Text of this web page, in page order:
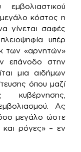
κόστος η
γίνεται σαφές
υπέρ
των «αρνητών»
επάνοδο στην
μια αιδήμων
όπου μαζί
Ας
μεγάλο ώστε
και ρόγες» – εν